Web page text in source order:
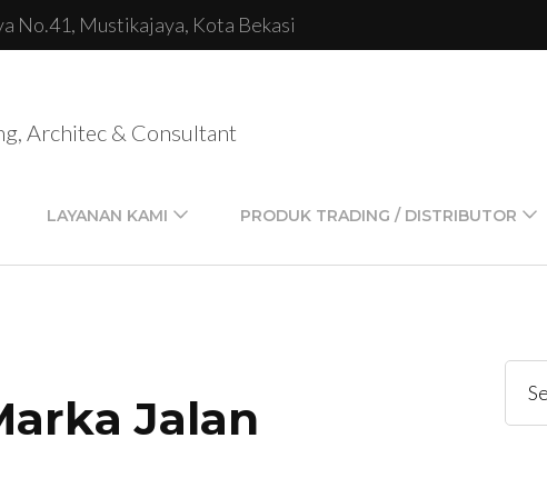
No.41, Mustikajaya, Kota Bekasi
Architec & Consultant
LAYANAN KAMI PRODUK TRADING / DISTRIBUTOR
Jalan